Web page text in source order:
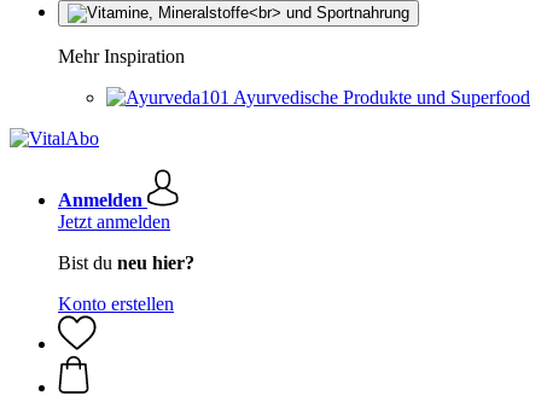
Mehr Inspiration
Ayurvedische Produkte und Superfood
Anmelden
Jetzt anmelden
Bist du neu hier?
Konto erstellen